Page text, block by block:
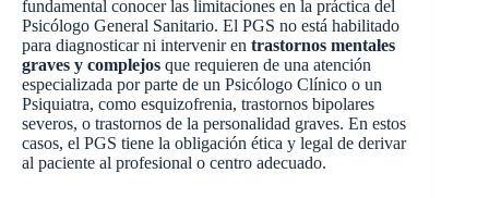
fundamental conocer las limitaciones en la práctica del
Psicólogo General Sanitario. El PGS no está habilitado
para diagnosticar ni intervenir en trastornos mentales
graves y complejos que requieren de una atención
especializada por parte de un Psicólogo Clínico o un
Psiquiatra, como esquizofrenia, trastornos bipolares
severos, o trastornos de la personalidad graves. En estos
casos, el PGS tiene la obligación ética y legal de derivar
al paciente al profesional o centro adecuado.